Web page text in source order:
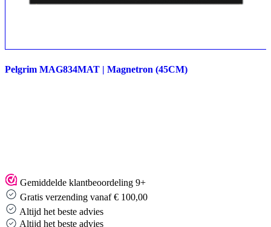
Pelgrim MAG834MAT | Magnetron (45CM)
Gemiddelde klantbeoordeling 9+
Gratis verzending vanaf € 100,00
Altijd het beste advies
Altijd het beste advies